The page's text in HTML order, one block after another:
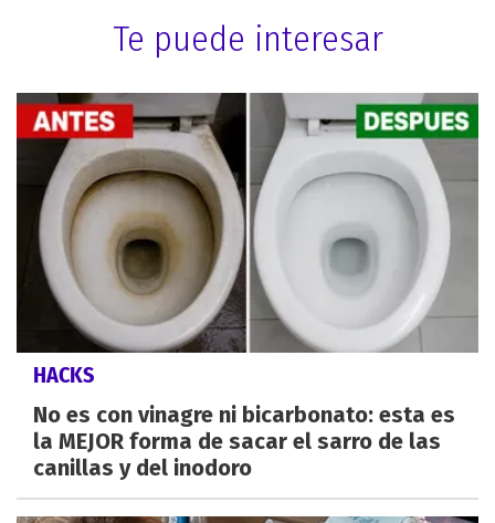
Te puede interesar
HACKS
No es con vinagre ni bicarbonato: esta es
la MEJOR forma de sacar el sarro de las
canillas y del inodoro